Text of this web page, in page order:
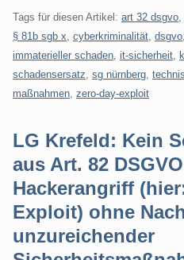
Tags für diesen Artikel: art 32 dsgvo
§ 81b sgb x cyberkriminalität dsgvo
immaterieller schaden it-sicherheit
schadensersatz sg nürnberg
maßnahmen zero-day-exploit
LG Krefeld: Kein
aus Art. 82
Hackerangriff
Exploit) ohne
unzureichender